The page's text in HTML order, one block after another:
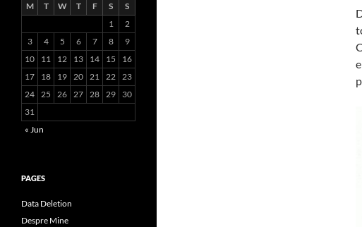
M T W T F S
S
1
2
3
4 5 6 7 8
9
10
11 12 13 14 15
16
17
18 19 20 21 22 23
24 25 26 27 28 29
30
31
« Jun
PAGES
Data Deletion
Despre Mine